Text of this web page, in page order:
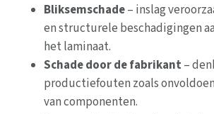
Bliksemschade– inslag
en structurele beschadigingen
het laminaat.
Schade door de fabrikant –
productiefouten zoals
van componenten.